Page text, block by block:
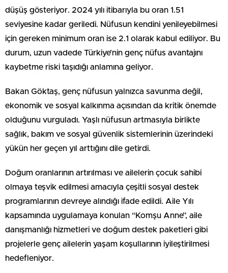
düşüş gösteriyor. 2024 yılı itibarıyla bu oran 1.51
seviyesine kadar geriledi. Nüfusun kendini yenileyebilmesi
için gereken minimum oran ise 2.1 olarak kabul ediliyor. Bu
durum, uzun vadede Türkiye’nin genç nüfus avantajını
kaybetme riski taşıdığı anlamına geliyor.
Bakan Göktaş, genç nüfusun yalnızca savunma değil,
ekonomik ve sosyal kalkınma açısından da kritik önemde
olduğunu vurguladı. Yaşlı nüfusun artmasıyla birlikte
sağlık, bakım ve sosyal güvenlik sistemlerinin üzerindeki
yükün her geçen yıl arttığını dile getirdi.
Doğum oranlarının artırılması ve ailelerin çocuk sahibi
olmaya teşvik edilmesi amacıyla çeşitli sosyal destek
programlarının devreye alındığı ifade edildi. Aile Yılı
kapsamında uygulamaya konulan “Komşu Anne”, aile
danışmanlığı hizmetleri ve doğum destek paketleri gibi
projelerle genç ailelerin yaşam koşullarının iyileştirilmesi
hedefleniyor.